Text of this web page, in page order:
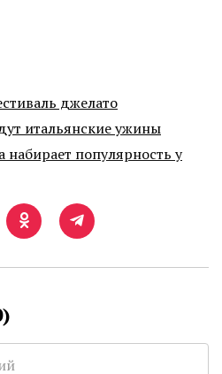
джелато
итальянские ужины
набирает популярность у
)